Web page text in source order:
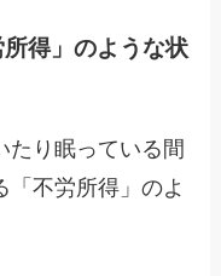
得」のような状
たり眠っている間
「不労所得」のよ